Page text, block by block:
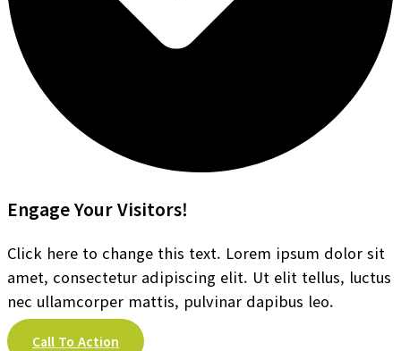
Engage Your Visitors!
Click here to change this text. Lorem ipsum dolor sit
amet, consectetur adipiscing elit. Ut elit tellus, luctus
nec ullamcorper mattis, pulvinar dapibus leo.
Call To Action